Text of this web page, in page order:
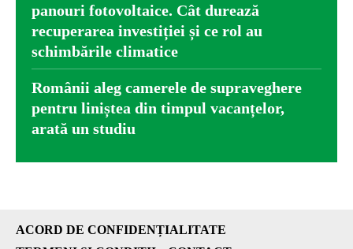
panouri fotovoltaice. Cât durează
recuperarea investiției și ce rol au
schimbările climatice
Românii aleg camerele de supraveghere
pentru liniștea din timpul vacanțelor,
arată un studiu
ACORD DE CONFIDENȚIALITATE